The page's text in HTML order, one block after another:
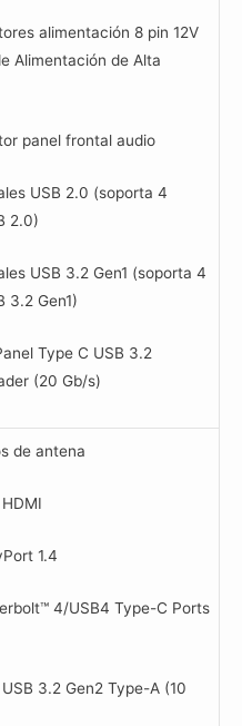
alimentación 8 pin 12V
Alimentación de Alta
panel frontal audio
USB 2.0 (soporta 4
2.0)
USB 3.2 Gen1 (soporta 4
3.2 Gen1)
Type C USB 3.2
(20 Gb/s)
de antena
1.4
4/USB4 Type-C Ports
3.2 Gen2 Type-A (10